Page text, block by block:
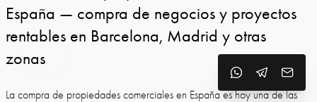
España — compra de negocios y proyectos
rentables en Barcelona, Madrid y otras
zonas
La compra de propiedades comerciales en España es hoy una de las